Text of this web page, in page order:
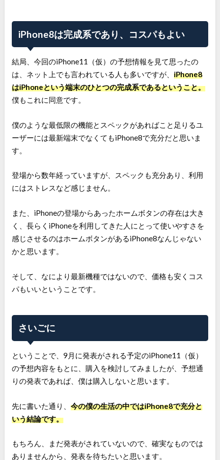
iPhone8は完成系であり、コスパもよい
結局、今回のiPhone11（仮）の予想情報を見て思ったの
は、ネット上でも言われている人も多いですが、 iPhone8
はiPhoneという端末のひとつの完成系であるということ。
僕もこれに同意です。
僕のような最低限の機能とスペックがあればこと足りるユ
ーザーには最新端末でなくてもiPhone8で充分だと思いま
す。
登場から数年経っていますが、スペックも充分あり、利用
にはストレスなど感じません。
また、iPhoneの登場からあったホームボタンの存在は大き
く、長らくiPhoneを利用してきた人にとって使いやすさを
感じさせるのはホームボタンがあるiPhone8なんじゃない
かと思います。
そして、なにより最新機種ではないので、価格も安くコス
パもいいということです。
さいごに
ということで、9月に発表がされる予定のiPhone11（仮）
の予想内容をもとに、購入を検討してみましたが、予想通
りの発表であれば、僕は購入しないと思います。
先に書いた通り、 今の僕の生活の中ではiPhone8で充分と
いう結論です。
もちろん、まだ発表がされていないので、確実なものでは
ありませんから、発表を待ちたいと思います。